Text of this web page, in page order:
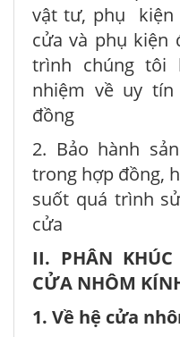
vật tư, phụ kiện
cửa và phụ kiện
trình chúng tôi
nhiệm về uy
đồng
2. Bảo hành
trong hợp đồng,
suốt quá trình
cửa
II. PHÂN
CỬA NHÔM
1. Về hệ cửa